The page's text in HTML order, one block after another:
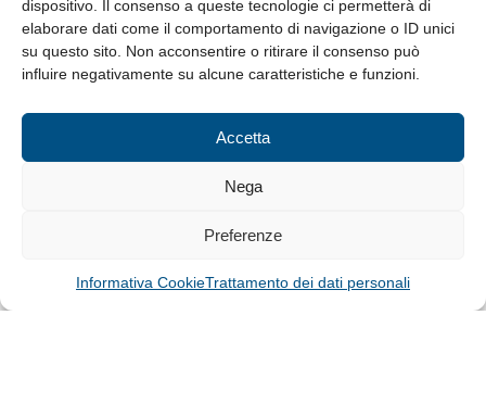
dispositivo. Il consenso a queste tecnologie ci permetterà di
elaborare dati come il comportamento di navigazione o ID unici
su questo sito. Non acconsentire o ritirare il consenso può
influire negativamente su alcune caratteristiche e funzioni.
Accetta
Nega
Preferenze
Informativa CookieTrattamento dei dati personali
Whistleblowing
© Tutti i diritti riservati
Privacy Policy e Cookie|Informativa Cookie